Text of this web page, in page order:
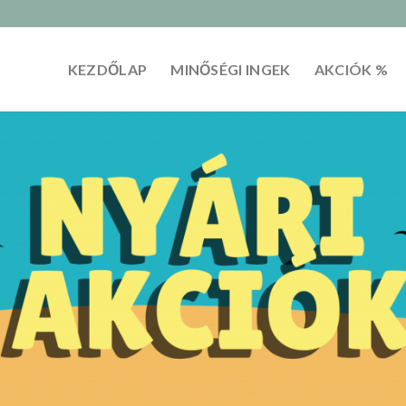
KEZDŐLAP MINŐSÉGI INGEK AKCIÓK %